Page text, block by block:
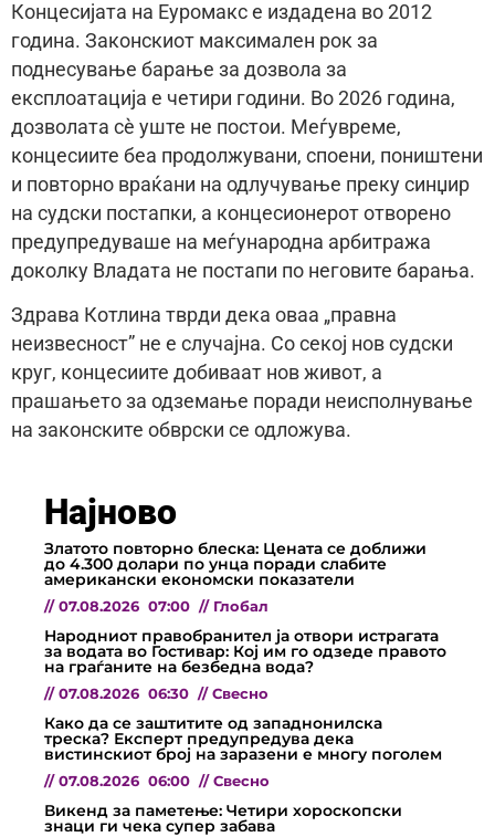
Концесијата на Еуромакс е издадена во 2012
година. Законскиот максимален рок за
поднесување барање за дозвола за
експлоатација е четири години. Во 2026 година,
дозволата сè уште не постои. Меѓувреме,
концесиите беа продолжувани, споени, поништени
и повторно враќани на одлучување преку синџир
на судски постапки, а концесионерот отворено
предупредуваше на меѓународна арбитража
доколку Владата не постапи по неговите барања.
Здрава Котлина тврди дека оваа „правна
неизвесност” не е случајна. Со секој нов судски
круг, концесиите добиваат нов живот, а
прашањето за одземање поради неисполнување
на законските обврски се одложува.
Најново
Златото повторно блеска: Цената се доближи
до 4.300 долари по унца поради слабите
американски економски показатели
// 07.08.2026 07:00 // Глобал
Народниот правобранител ја отвори истрагата
за водата во Гостивар: Кој им го одзеде правото
на граѓаните на безбедна вода?
// 07.08.2026 06:30 // Свесно
Како да се заштитите од западнонилска
треска? Експерт предупредува дека
вистинскиот број на заразени е многу поголем
// 07.08.2026 06:00 // Свесно
Викенд за паметење: Четири хороскопски
знаци ги чека супер забава